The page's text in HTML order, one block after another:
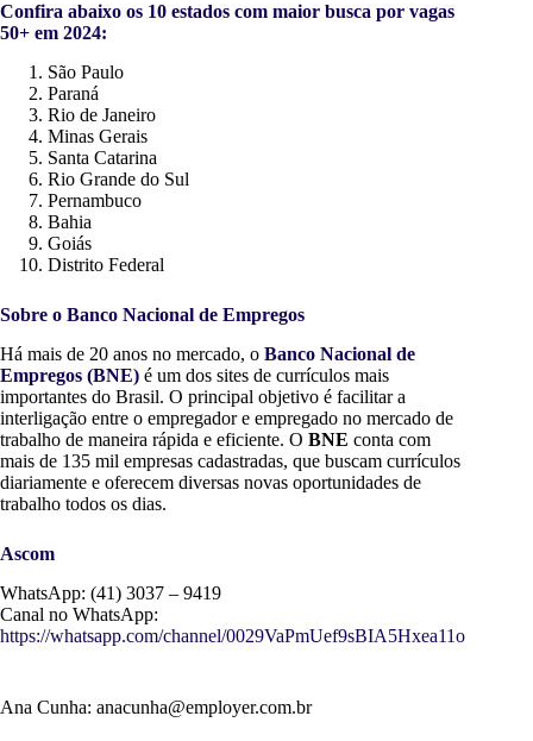
Confira abaixo os 10 estados com maior busca por vagas
50+ em 2024:
São Paulo
Paraná
Rio de Janeiro
Minas Gerais
Santa Catarina
Rio Grande do Sul
Pernambuco
Bahia
Goiás
Distrito Federal
Sobre o Banco Nacional de Empregos
Há mais de 20 anos no mercado, o Banco Nacional de
Empregos (BNE) é um dos sites de currículos mais
importantes do Brasil. O principal objetivo é facilitar a
interligação entre o empregador e empregado no mercado de
trabalho de maneira rápida e eficiente. O BNE conta com
mais de 135 mil empresas cadastradas, que buscam currículos
diariamente e oferecem diversas novas oportunidades de
trabalho todos os dias.
Ascom
WhatsApp: (41) 3037 – 9419
Canal no WhatsApp:
https://whatsapp.com/channel/0029VaPmUef9sBIA5Hxea11o
Ana Cunha: anacunha@employer.com.br